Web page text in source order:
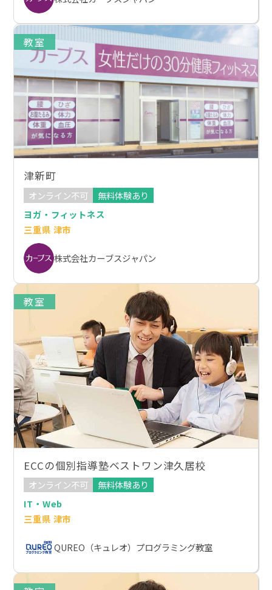
教室
津新町
オンライン不可
無料体験あり
ヨガ・フィットネス
三重県 津市
株式会社カーブスジャパン
教室
ECCの個別指導塾ベストワン津久居校
オンライン不可
無料体験あり
IT・Web
三重県 津市
QUREO（キュレオ）プログラミング教室